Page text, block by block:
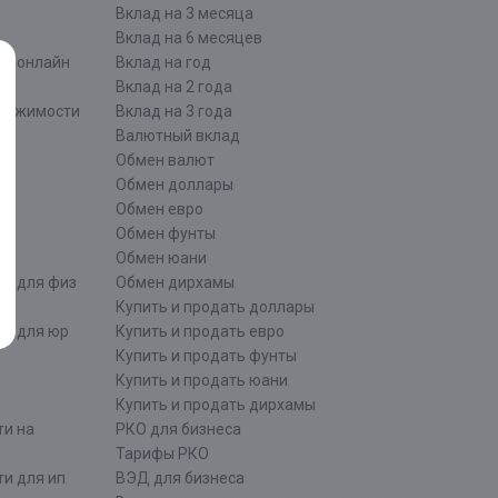
онлайн
для физ
для юр
на
для ип
Вклад на 3 месяца
Вклад на 6 месяцев
Вклад на год
Вклад на 2 года
Вклад на 3 года
Валютный вклад
Обмен валют
Обмен доллары
Обмен евро
Обмен фунты
Обмен юани
Обмен дирхамы
Купить и продать доллары
Купить и продать евро
Купить и продать фунты
Купить и продать юани
Купить и продать дирхамы
РКО для бизнеса
Тарифы РКО
ВЭД для бизнеса